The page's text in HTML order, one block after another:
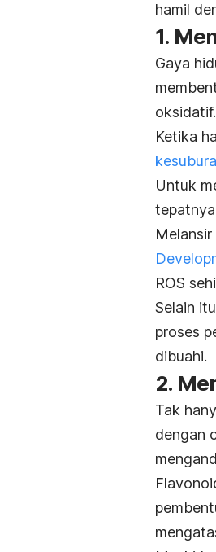
hamil
1.
Gaya
oksidatif.
Ketika
Untuk
ROS
Selain
proses
dibuahi.
2.
Tak
dengan